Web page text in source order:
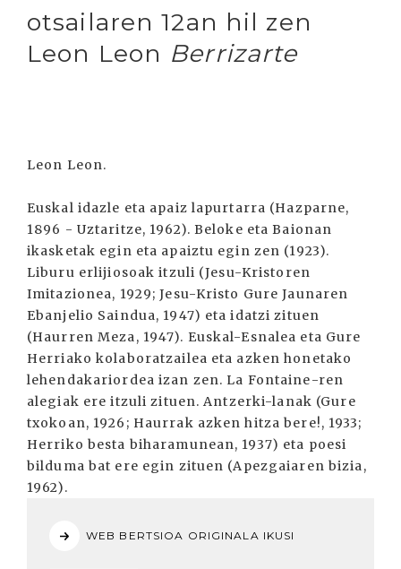
otsailaren 12an hil zen
Leon Leon Berrizarte
Leon Leon.
Euskal idazle eta apaiz lapurtarra (Hazparne,
1896 - Uztaritze, 1962). Beloke eta Baionan
ikasketak egin eta apaiztu egin zen (1923).
Liburu erlijiosoak itzuli (Jesu-Kristoren
Imitazionea, 1929; Jesu-Kristo Gure Jaunaren
Ebanjelio Saindua, 1947) eta idatzi zituen
(Haurren Meza, 1947). Euskal-Esnalea eta Gure
Herriako kolaboratzailea eta azken honetako
lehendakariordea izan zen. La Fontaine-ren
alegiak ere itzuli zituen. Antzerki-lanak (Gure
txokoan, 1926; Haurrak azken hitza bere!, 1933;
Herriko besta biharamunean, 1937) eta poesi
bilduma bat ere egin zituen (Apezgaiaren bizia,
1962).
WEB BERTSIOA ORIGINALA IKUSI